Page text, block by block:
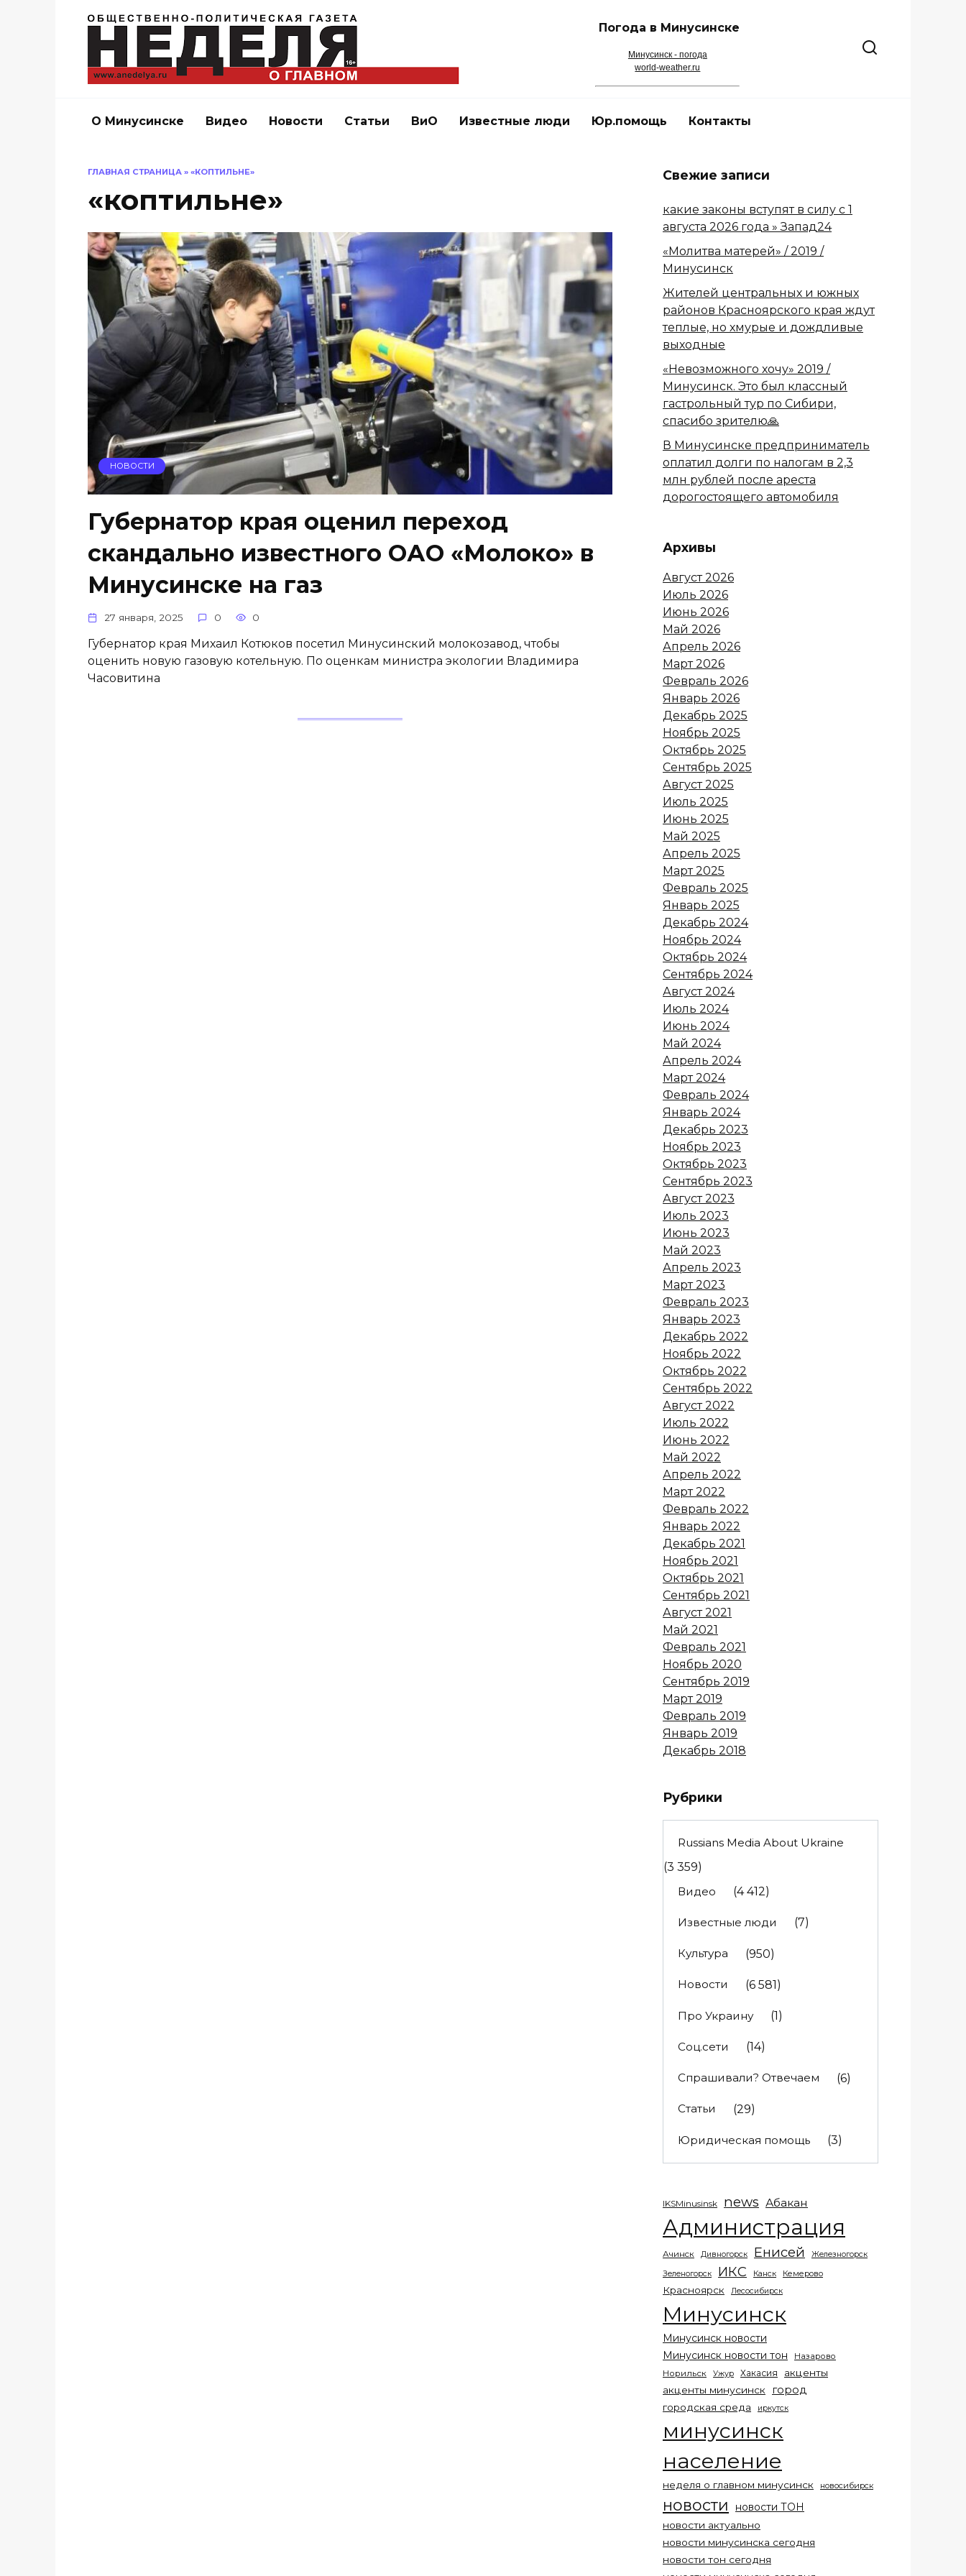
Погода в Минусинске
Минусинск - погода
world-weather.ru
О Минусинске Видео Новости Статьи ВиО Известные люди Юр.помощь Контакты
ГЛАВНАЯ СТРАНИЦА » «КОПТИЛЬНЕ»
«коптильне»
НОВОСТИ
Губернатор края оценил переход
скандально известного ОАО «Молоко» в
Минусинске на газ
27 января, 2025 0 0
Губернатор края Михаил Котюков посетил Минусинский молокозавод, чтобы
оценить новую газовую котельную. По оценкам министра экологии Владимира
Часовитина
Свежие записи
какие законы вступят в силу с 1
августа 2026 года » Запад24
«Молитва матерей» / 2019 /
Минусинск
Жителей центральных и южных
районов Красноярского края ждут
теплые, но хмурые и дождливые
выходные
«Невозможного хочу» 2019 /
Минусинск. Это был классный
гастрольный тур по Сибири,
спасибо зрителю🙏
В Минусинске предприниматель
оплатил долги по налогам в 2,3
млн рублей после ареста
дорогостоящего автомобиля
Архивы
Август 2026
Июль 2026
Июнь 2026
Май 2026
Апрель 2026
Март 2026
Февраль 2026
Январь 2026
Декабрь 2025
Ноябрь 2025
Октябрь 2025
Сентябрь 2025
Август 2025
Июль 2025
Июнь 2025
Май 2025
Апрель 2025
Март 2025
Февраль 2025
Январь 2025
Декабрь 2024
Ноябрь 2024
Октябрь 2024
Сентябрь 2024
Август 2024
Июль 2024
Июнь 2024
Май 2024
Апрель 2024
Март 2024
Февраль 2024
Январь 2024
Декабрь 2023
Ноябрь 2023
Октябрь 2023
Сентябрь 2023
Август 2023
Июль 2023
Июнь 2023
Май 2023
Апрель 2023
Март 2023
Февраль 2023
Январь 2023
Декабрь 2022
Ноябрь 2022
Октябрь 2022
Сентябрь 2022
Август 2022
Июль 2022
Июнь 2022
Май 2022
Апрель 2022
Март 2022
Февраль 2022
Январь 2022
Декабрь 2021
Ноябрь 2021
Октябрь 2021
Сентябрь 2021
Август 2021
Май 2021
Февраль 2021
Ноябрь 2020
Сентябрь 2019
Март 2019
Февраль 2019
Январь 2019
Декабрь 2018
Рубрики
Russians Media About Ukraine
(3 359)
Видео
(4 412)
Известные люди (7)
Культура (950)
Новости (6 581)
Про Украину (1)
Соц.сети (14)
Спрашивали? Отвечаем (6)
Статьи (29)
Юридическая помощь (3)
IKSMinusinsk news Абакан
Администрация
Ачинск Дивногорск Енисей Железногорск
Зеленогорск ИКС Канск Кемерово
Красноярск Лесосибирск
Минусинск
Минусинск новости
Минусинск новости тон
Назарово
Норильск
Ужур Хакасия
акценты
акценты минусинск
город
городская среда иркутск
минусинск
население
неделя о главном минусинск новосибирск
новости новости ТОН
новости актуально
новости минусинска сегодня
новости тон сегодня